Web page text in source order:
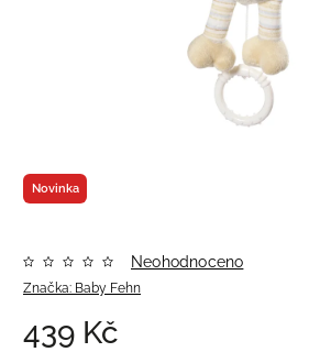
Novinka
Značka: Baby Fehn
Neohodnoceno
439 Kč